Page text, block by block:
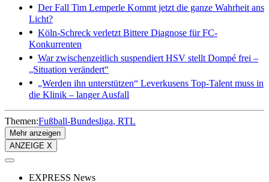
Der Fall Tim Lemperle Kommt jetzt die ganze Wahrheit ans
Licht?
Köln-Schreck verletzt Bittere Diagnose für FC-
Konkurrenten
War zwischenzeitlich suspendiert HSV stellt Dompé frei –
„Situation verändert“
„Werden ihn unterstützen“ Leverkusens Top-Talent muss in
die Klinik – langer Ausfall
Themen:Fußball-Bundesliga RTL
Mehr anzeigen
ANZEIGE X
EXPRESS News